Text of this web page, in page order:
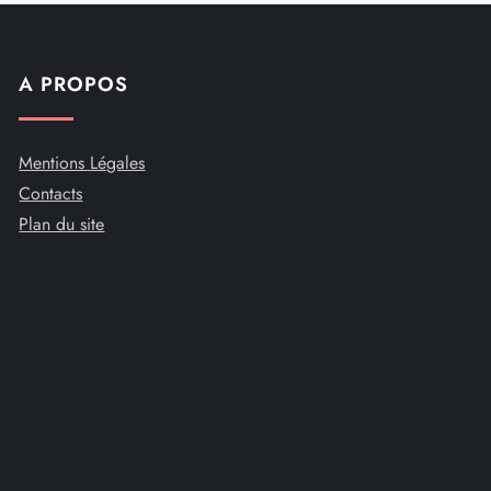
A PROPOS
Mentions Légales
Contacts
Plan du site